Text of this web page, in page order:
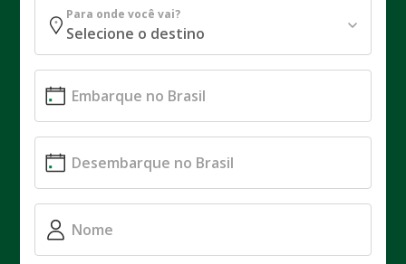
Para onde você vai?